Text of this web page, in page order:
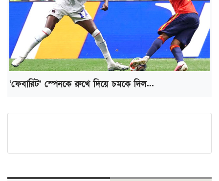
‘ফেবারিট’ স্পেনকে রুখে দিয়ে চমকে দিল...